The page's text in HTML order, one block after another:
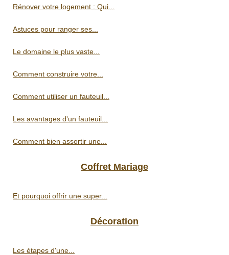
Rénover votre logement : Qui...
Astuces pour ranger ses...
Le domaine le plus vaste...
Comment construire votre...
Comment utiliser un fauteuil...
Les avantages d'un fauteuil...
Comment bien assortir une...
Coffret Mariage
Et pourquoi offrir une super...
Décoration
Les étapes d'une...